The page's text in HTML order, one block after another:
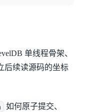
单线程骨架、
后续读源码的坐标
如何原子提交、